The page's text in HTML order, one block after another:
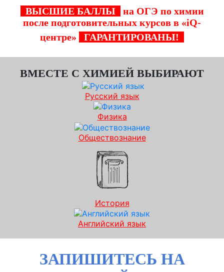
ВЫСШИЕ БАЛЛЫ
на ОГЭ по химии
после подготовительных курсов в «iQ-
центре»
ГАРАНТИРОВАНЫ!
ВМЕСТЕ С ХИМИЕЙ ВЫБИРАЮТ
Русский язык
Физика
Обществознание
История
Английский язык
ЗАПИШИТЕСЬ НА